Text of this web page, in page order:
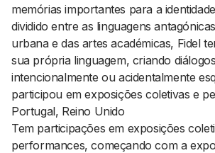
memórias importantes para a
dividido entre as linguagens
urbana e das artes académicas, Fidel
sua própria linguagem, criando
intencionalmente ou acidentalmente
participou em exposições coletivas e
Portugal, Reino Unido
Tem participações em exposições
performances, começando com a